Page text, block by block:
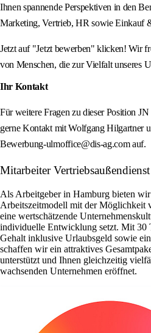
Ihnen spannende Perspektiven in den
Marketing, Vertrieb, HR sowie Einkauf
Jetzt auf "Jetzt bewerben" klicken! Wir
von Menschen, die zur Vielfalt unseres
Ihr Kontakt
Für weitere Fragen zu dieser Position
gerne Kontakt mit Wolfgang Hilgartner
Bewerbung-ulmoffice@dis-ag.com auf.
Mitarbeiter
Als Arbeitgeber in Hamburg bieten
Arbeitszeitmodell mit der Möglichkeit
eine wertschätzende
individuelle Entwicklung setzt. Mit 30
Gehalt inklusive Urlaubsgeld sowie
schaffen wir ein attraktives
unterstützt und Ihnen gleichzeitig
wachsenden Unternehmen eröffnet.